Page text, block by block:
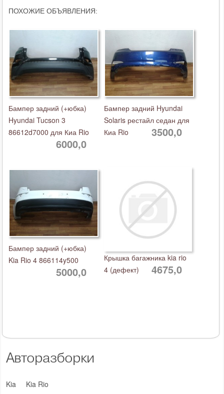
Авторазборки
Kia Kia Rio
ПОХОЖИЕ ОБЪЯВЛЕНИЯ:
Бампер задний (+юбка)
Hyundai Tucson 3
86612d7000 для Киа Rio
6000,0
Бампер задний Hyundai
Solaris рестайл седан для
Киа Rio
3500,0
Бампер задний (+юбка)
Kia Rio 4 866114y500
5000,0
Крышка багажника kia rio
4 (дефект)
4675,0